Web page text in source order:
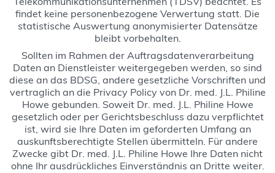
findet keine personenbezogene Verwertung statt. Die
statistische Auswertung anonymisierter Datensätze
bleibt vorbehalten.
Sollten im Rahmen der Auftragsdatenverarbeitung
Daten an Dienstleister weitergegeben werden, so sind
diese an das BDSG, andere gesetzliche Vorschriften und
vertraglich an die Privacy Policy von Dr. med. J.L. Philine
Howe gebunden. Soweit Dr. med. J.L. Philine Howe
gesetzlich oder per Gerichtsbeschluss dazu verpflichtet
ist, wird sie Ihre Daten im geforderten Umfang an
auskunftsberechtigte Stellen übermitteln. Für andere
Zwecke gibt Dr. med. J.L. Philine Howe Ihre Daten nicht
ohne Ihr ausdrückliches Einverständnis an Dritte weiter.